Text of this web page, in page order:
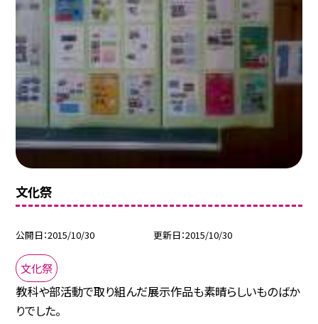
文化祭
公開日 2015/10/30 更新日 2015/10/30
文化祭
教科や部活動で取り組んだ展示作品も素晴らしいものばか
りでした。